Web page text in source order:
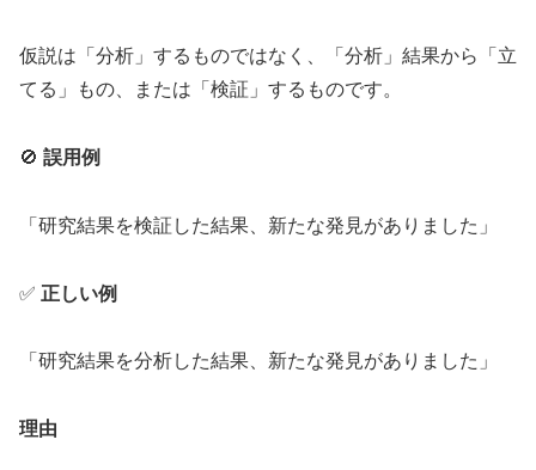
仮説は「分析」するものではなく、「分析」結果から「立
てる」もの、または「検証」するものです。
🚫 誤用例
「研究結果を検証した結果、新たな発見がありました」
✅ 正しい例
「研究結果を分析した結果、新たな発見がありました」
理由